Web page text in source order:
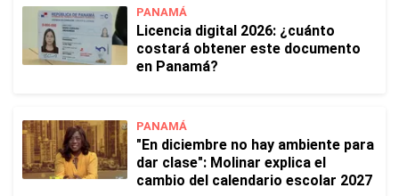
PANAMÁ
Licencia digital 2026: ¿cuánto
costará obtener este documento
en Panamá?
PANAMÁ
"En diciembre no hay ambiente para
dar clase": Molinar explica el
cambio del calendario escolar 2027